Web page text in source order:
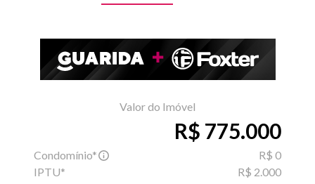
Valor do Imóvel
R$ 775.000
Condomínio*
R$ 0
IPTU*
R$ 2.000